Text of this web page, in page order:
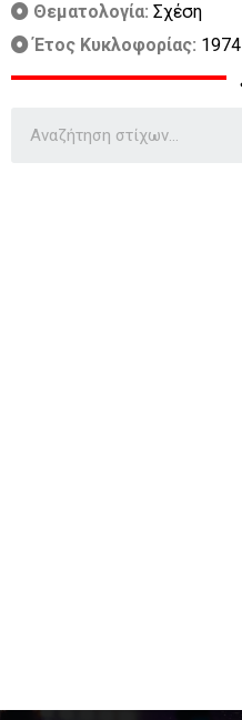
Θεματολογία: Σχέση
Έτος Κυκλοφορίας: 1974